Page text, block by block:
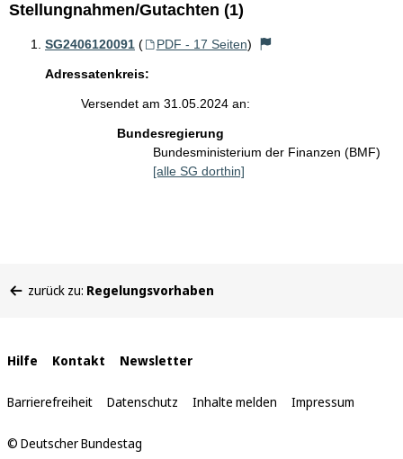
Stellungnahmen/Gutachten (1)
SG2406120091 ( PDF - 17 Seiten)
Adressatenkreis:
Versendet am 31.05.2024 an:
Bundesregierung
Bundesministerium der Finanzen (BMF)
[alle SG dorthin]
befinden
zurück zu: Regelungsvorhaben
Interne
Links
Hilfe Kontakt Newsletter
Barrierefreiheit Datenschutz Inhalte melden Impressum
© Deutscher Bundestag